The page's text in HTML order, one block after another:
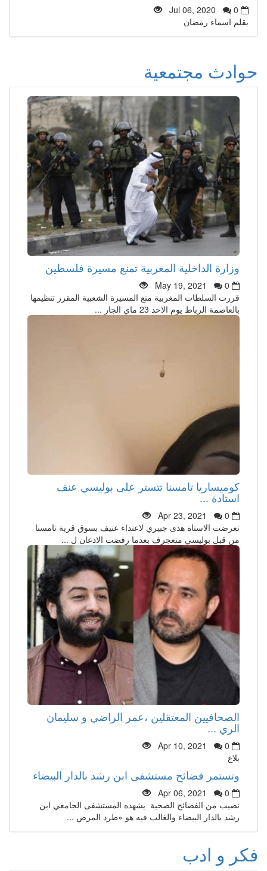
Jul 06, 2020
0
بقلم اسماء رمضان
حوادث مجتمعية
وزارة الداخلية المغربية تمنع مسيرة فلسطين
May 19, 2021
0
قررت السلطات المغربية منع المسيرة الشعبية المقرر تنظيمها
بالعاصمة الرباط يوم الاحد 23 ماي الجار ...
كوميساريا تامسنا تتستر على بوليسي عنف
استادة ...
Apr 23, 2021
0
تعرضت الاستاة هدى جبيري لاعتداء عنيف بسوق قرية تامسنا
من قبل بوليسي متعجرف بعدما رفضت الادعان ل ...
الصحافيين المعتقلين ،عمر الراضي و سليمان
الري ...
Apr 10, 2021
0
بلاغ
وتستمر فضائح مستشفى ابن رشد بالدار البيضاء
Apr 06, 2021
0
نصيب من الفضائح الصحية يشهده المستشفى الجامعي ابن
رشد بالدار البيضاء والغالب فيه هو «طرد المرض ...
فكر و ادب